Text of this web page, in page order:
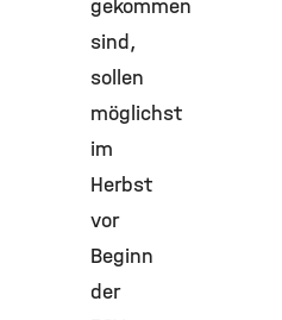
gekommen
sind,
sollen
möglichst
im
Herbst
vor
Beginn
der